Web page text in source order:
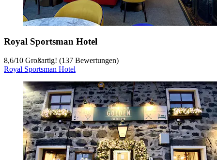
Royal Sportsman Hotel
8,6/10 Großartig! (137 Bewertungen)
Royal Sportsman Hotel